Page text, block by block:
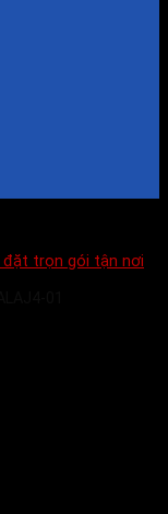
đặt trọn gói tận nơi